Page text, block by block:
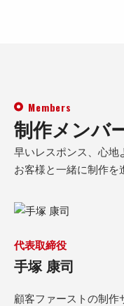
Members
制作メンバ
早いレスポンス、心地
お客様と一緒に制作を
代表取締役
手塚 康司
顧客ファーストの制作